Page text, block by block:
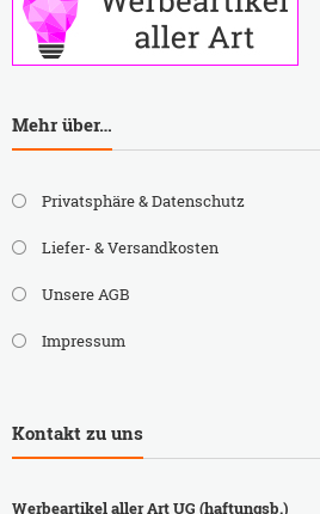
Mehr über…
Privatsphäre & Datenschutz
Liefer- & Versandkosten
Unsere AGB
Impressum
Kontakt zu uns
Werbeartikel aller Art UG (haftungsb.)